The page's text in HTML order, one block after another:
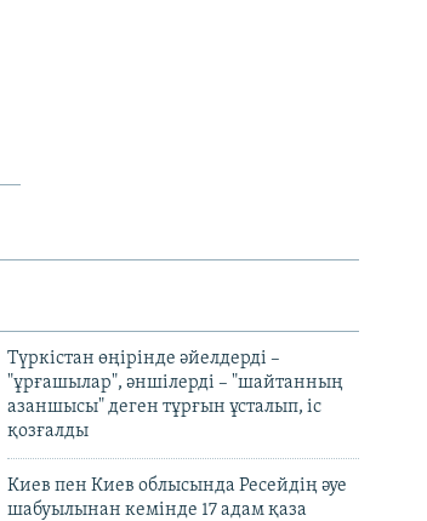
Түркістан өңірінде әйелдерді –
"ұрғашылар", әншілерді – "шайтанның
азаншысы" деген тұрғын ұсталып, іс
қозғалды
Киев пен Киев облысында Ресейдің әуе
шабуылынан кемінде 17 адам қаза